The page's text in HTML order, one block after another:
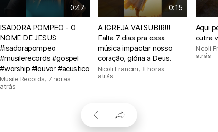
0:47
ISADORA POMPEO - O
NOME DE JESUS
#isadorapompeo
#musilerecords #gospel
#worship #louvor #acustico
Musile Records, 7 horas
atrás
0:15
A IGREJA VAI SUBIR!!!
Falta 7 dias pra essa
música impactar nosso
coração, glória a Deus.
Nicoli Francini, 8 horas
atrás
Aqui
outra
Nicoli
atrás